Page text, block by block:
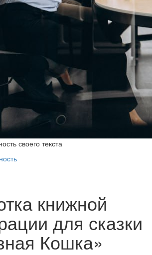
своего текста
книжной
для сказки
Кошка»